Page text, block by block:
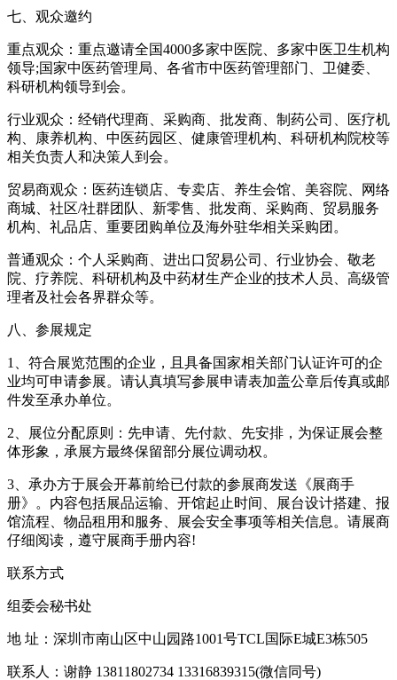
七、观众邀约
重点观众：重点邀请全国4000多家中医院、多家中医卫生机构
领导;国家中医药管理局、各省市中医药管理部门、卫健委、
科研机构领导到会。
行业观众：经销代理商、采购商、批发商、制药公司、医疗机
构、康养机构、中医药园区、健康管理机构、科研机构院校等
相关负责人和决策人到会。
贸易商观众：医药连锁店、专卖店、养生会馆、美容院、网络
商城、社区/社群团队、新零售、批发商、采购商、贸易服务
机构、礼品店、重要团购单位及海外驻华相关采购团。
普通观众：个人采购商、进出口贸易公司、行业协会、敬老
院、疗养院、科研机构及中药材生产企业的技术人员、高级管
理者及社会各界群众等。
八、参展规定
1、符合展览范围的企业，且具备国家相关部门认证许可的企
业均可申请参展。请认真填写参展申请表加盖公章后传真或邮
件发至承办单位。
2、展位分配原则：先申请、先付款、先安排，为保证展会整
体形象，承展方最终保留部分展位调动权。
3、承办方于展会开幕前给已付款的参展商发送《展商手
册》。内容包括展品运输、开馆起止时间、展台设计搭建、报
馆流程、物品租用和服务、展会安全事项等相关信息。请展商
仔细阅读，遵守展商手册内容!
联系方式
组委会秘书处
地 址：深圳市南山区中山园路1001号TCL国际E城E3栋505
联系人：谢静 13811802734 13316839315(微信同号)